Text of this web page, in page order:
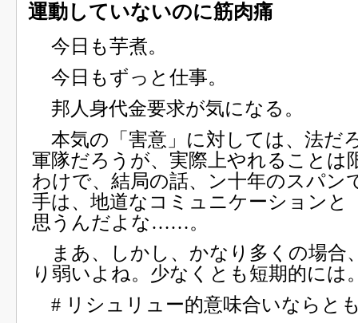
運動していないのに筋肉痛
今日も芋煮。
今日もずっと仕事。
邦人身代金要求が気になる。
本気の「害意」に対しては、法だ
軍隊だろうが、実際上やれることは
わけで、結局の話、ン十年のスパン
手は、地道なコミュニケーションと
思うんだよな……。
まあ、しかし、かなり多くの場合
り弱いよね。少なくとも短期的には
# リシュリュー的意味合いならと